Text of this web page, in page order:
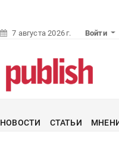
7 августа 2026 г. Войти
НОВОСТИ СТАТЬИ